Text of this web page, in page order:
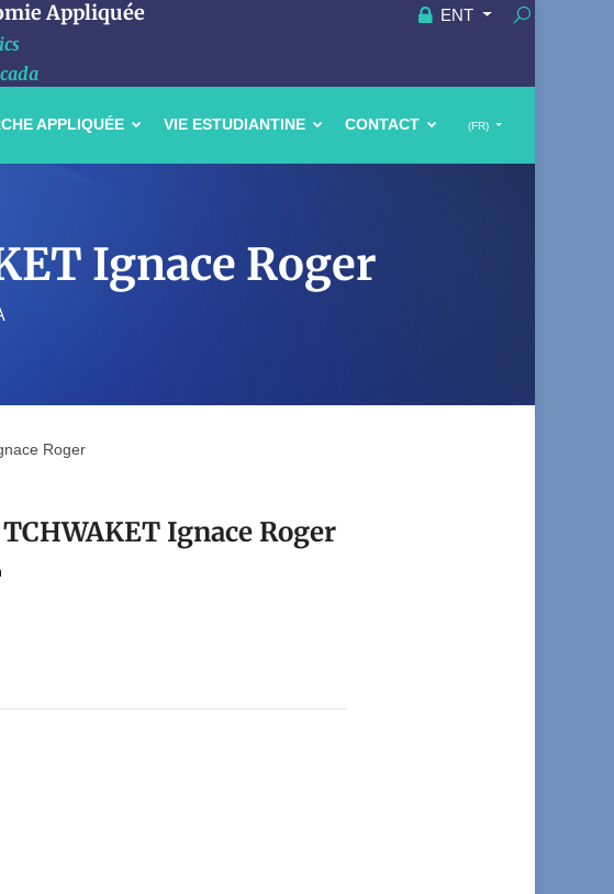
Appliquée ENT
(FR)
APPLIQUÉE VIE ESTUDIANTINE CONTACT
Ignace Roger
Roger
Ignace Roger